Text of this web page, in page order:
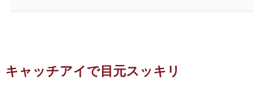
キャッチアイで目元スッキリ